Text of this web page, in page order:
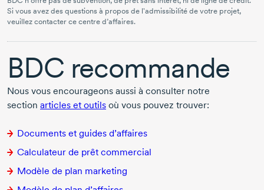
Si vous avez des questions à propos de l'admissibilité de votre projet,
veuillez contacter ce centre d’affaires.
BDC recommande
Nous vous encourageons aussi à consulter notre
section articles et outils où vous pouvez trouver:
Documents et guides d’affaires
Calculateur de prêt commercial
Modèle de plan marketing